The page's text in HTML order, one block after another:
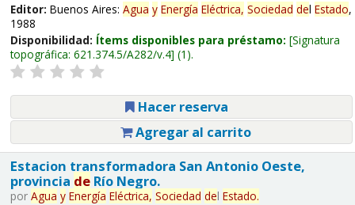
Editor: Buenos Aires: Agua y Energía Eléctrica, Sociedad del Estado,
1988
Disponibilidad: Ítems disponibles para préstamo: Signatura
topográfica: 621.374.5/A282/v.4 (1).
Hacer reserva
Agregar al carrito
Estacion transformadora San Antonio Oeste,
provincia deRío Negro.
por Agua y Energía Eléctrica, Sociedad del Estado.